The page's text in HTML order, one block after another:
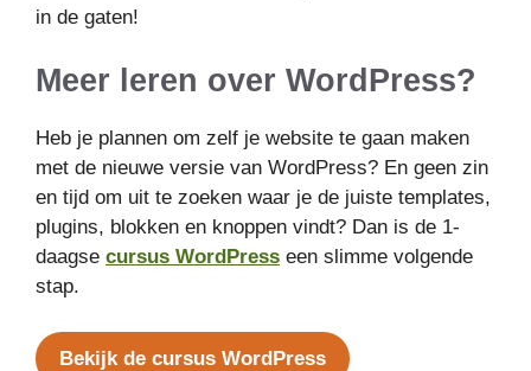
in de gaten!
Meer leren over WordPress?
Heb je plannen om zelf je website te gaan maken
met de nieuwe versie van WordPress? En geen zin
en tijd om uit te zoeken waar je de juiste templates,
plugins, blokken en knoppen vindt? Dan is de 1-
daagse cursus WordPress een slimme volgende
stap.
Bekijk de cursus WordPress